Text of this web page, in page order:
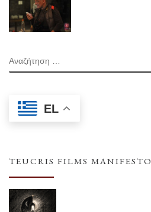
ΑΝΑΖΉΤΗΣΗ
EL
TEUCRIS FILMS MANIFESTO